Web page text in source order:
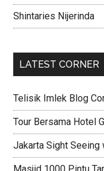
Shintaries Nijerinda
LATEST CORNER
Telisik Imlek Blog
Tour Bersama Hotel
Jakarta Sight Seeing